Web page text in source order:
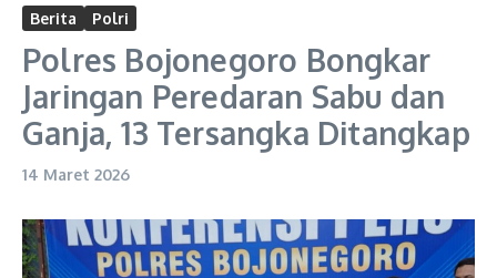
Berita Polri
Polres Bojonegoro Bongkar
Jaringan Peredaran Sabu dan
Ganja, 13 Tersangka Ditangkap
14 Maret 2026